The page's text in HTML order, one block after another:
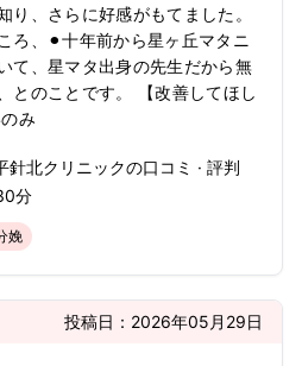
り、さらに好感がもてました。
ろ、⚫︎十年前から星ヶ丘マタニ
て、星マタ出身の先生だから無
とのことです。 【改善してほし
み
針北クリニックの口コミ · 評判
分
娩
投稿日： 2026年05月29日